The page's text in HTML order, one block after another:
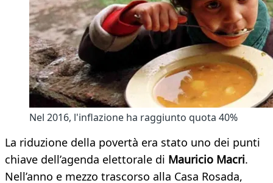
Nel 2016, l'inflazione ha raggiunto quota 40%
La riduzione della povertà era stato uno dei punti
chiave dell’agenda elettorale di Mauricio Macri.
Nell’anno e mezzo trascorso alla Casa Rosada,